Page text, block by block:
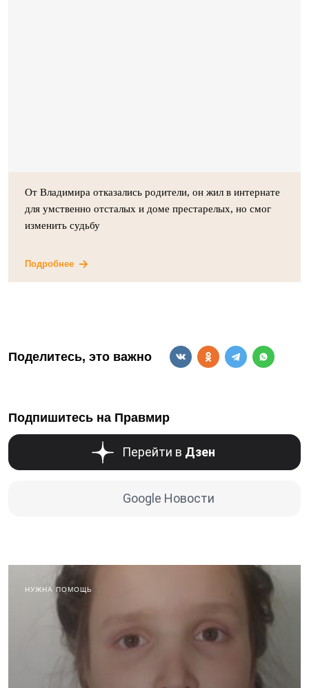
От Владимира отказались родители, он жил в интернате
для умственно отсталых и доме престарелых, но смог
изменить судьбу
Подробнее
Поделитесь, это важно
Подпишитесь на Правмир
Перейти в Дзен
Google Новости
НУЖНА ПОМОЩЬ